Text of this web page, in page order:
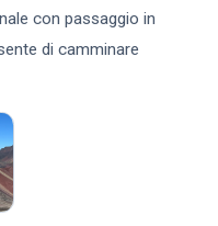
con passaggio in
di camminare